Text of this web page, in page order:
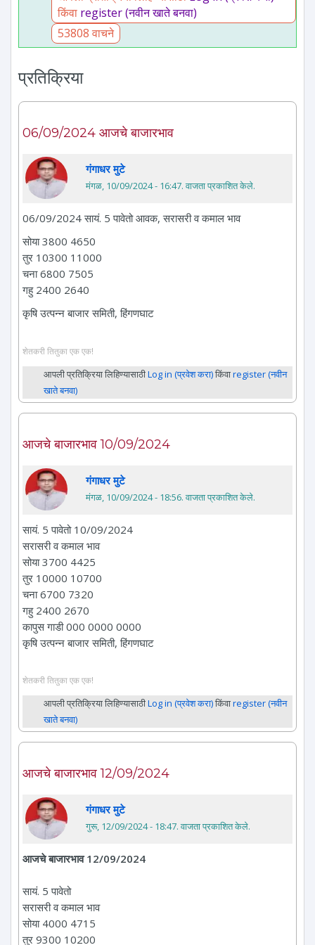
किंवा register (नवीन खाते बनवा)
53808 वाचने
प्रतिक्रिया
06/09/2024 आजचे बाजारभाव
गंगाधर मुटे
मंगळ, 10/09/2024 - 16:47. वाजता प्रकाशित केले.
06/09/2024 सायं. 5 पावेतो आवक, सरासरी व कमाल भाव
सोया 3800 4650
तुर 10300 11000
चना 6800 7505
गहु 2400 2640
कृषि उत्पन्न बाजार समिती, हिंगणघाट
शेतकरी तितुका एक एक!
आपली प्रतिक्रिया लिहिण्यासाठीLog in (प्रवेश करा)किंवाregister (नवीन
खाते बनवा)
आजचे बाजारभाव 10/09/2024
गंगाधर मुटे
मंगळ, 10/09/2024 - 18:56. वाजता प्रकाशित केले.
सायं. 5 पावेतो 10/09/2024
सरासरी व कमाल भाव
सोया 3700 4425
तुर 10000 10700
चना 6700 7320
गहु 2400 2670
कापुस गाडी 000 0000 0000
कृषि उत्पन्न बाजार समिती, हिंगणघाट
शेतकरी तितुका एक एक!
आपली प्रतिक्रिया लिहिण्यासाठीLog in (प्रवेश करा)किंवाregister (नवीन
खाते बनवा)
आजचे बाजारभाव 12/09/2024
गंगाधर मुटे
गुरू, 12/09/2024 - 18:47. वाजता प्रकाशित केले.
आजचे बाजारभाव 12/09/2024
सायं. 5 पावेतो
सरासरी व कमाल भाव
सोया 4000 4715
तुर 9300 10200